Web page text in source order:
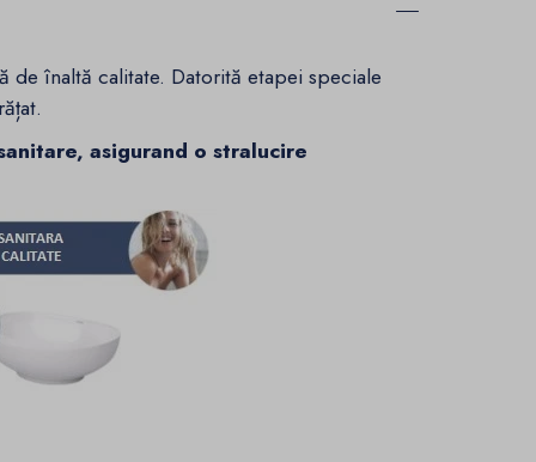
de înaltă calitate. Datorită etapei speciale
asigurand o stralucire